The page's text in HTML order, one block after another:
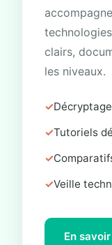
clairs,
les niveaux.
Tutoriels
Veille
En